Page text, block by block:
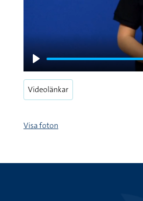
Play
Videolänkar
Visa foton